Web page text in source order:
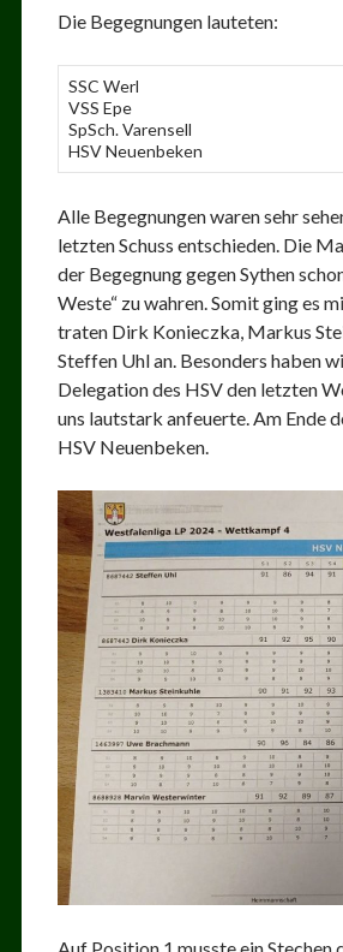
Die Begegnungen lauteten:
SSC Werl
VSS Epe
SpSch. Varensell
HSV Neuenbeken
Alle Begegnungen waren sehr
letzten Schuss entschieden. Die
der Begegnung gegen Sythen
Weste“ zu wahren. Somit ging es
traten Dirk Konieczka, Markus
Steffen Uhl an. Besonders haben
Delegation des HSV den letzten
uns lautstark anfeuerte. Am Ende
HSV Neuenbeken.